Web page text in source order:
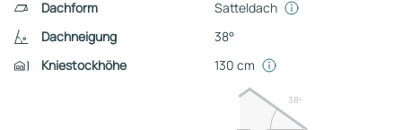
Dachform
Satteldach
Dachneigung
38°
Kniestockhöhe
130 cm
38º